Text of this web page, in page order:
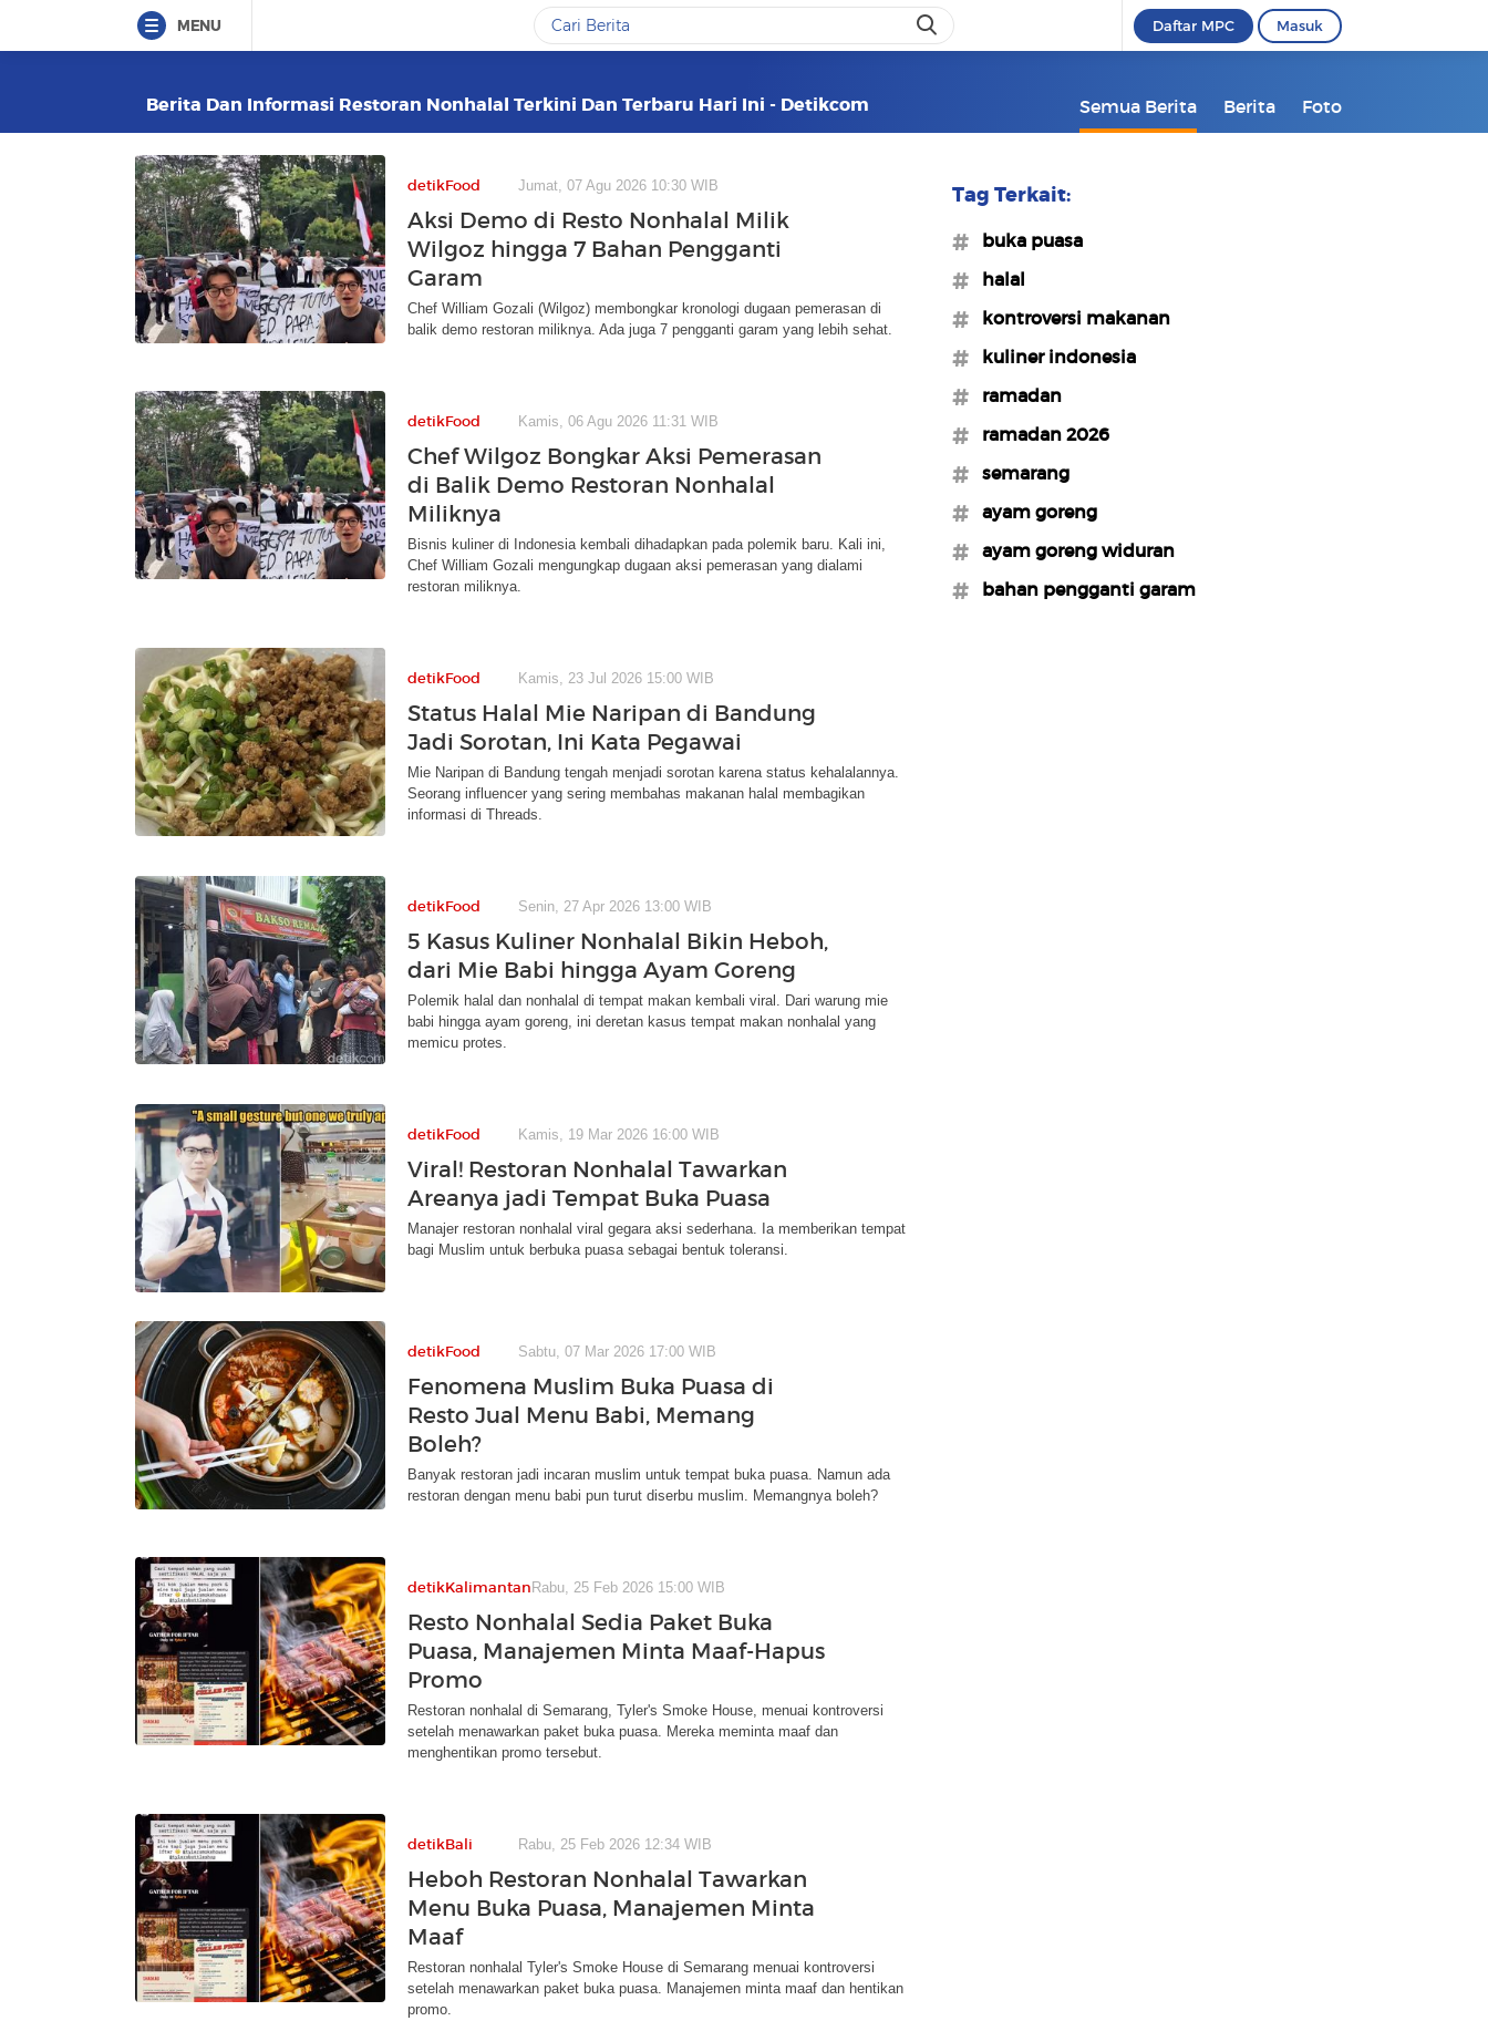
MENU Daftar MPC Masuk
Berita Dan Informasi Restoran Nonhalal Terkini Dan Terbaru Hari Ini - Detikcom Semua Berita Berita Foto
detikFood Jumat, 07 Agu 2026 10:30 WIB
Aksi Demo di Resto Nonhalal Milik
Wilgoz hingga 7 Bahan Pengganti
Garam
Chef William Gozali (Wilgoz) membongkar kronologi dugaan pemerasan di
balik demo restoran miliknya. Ada juga 7 pengganti garam yang lebih sehat.
detikFood Kamis, 06 Agu 2026 11:31 WIB
Chef Wilgoz Bongkar Aksi Pemerasan
di Balik Demo Restoran Nonhalal
Miliknya
Bisnis kuliner di Indonesia kembali dihadapkan pada polemik baru. Kali ini,
Chef William Gozali mengungkap dugaan aksi pemerasan yang dialami
restoran miliknya.
detikFood Kamis, 23 Jul 2026 15:00 WIB
Status Halal Mie Naripan di Bandung
Jadi Sorotan, Ini Kata Pegawai
Mie Naripan di Bandung tengah menjadi sorotan karena status kehalalannya.
Seorang influencer yang sering membahas makanan halal membagikan
informasi di Threads.
detikFood Senin, 27 Apr 2026 13:00 WIB
5 Kasus Kuliner Nonhalal Bikin Heboh,
dari Mie Babi hingga Ayam Goreng
Polemik halal dan nonhalal di tempat makan kembali viral. Dari warung mie
babi hingga ayam goreng, ini deretan kasus tempat makan nonhalal yang
memicu protes.
detikFood Kamis, 19 Mar 2026 16:00 WIB
Viral! Restoran Nonhalal Tawarkan
Areanya jadi Tempat Buka Puasa
Manajer restoran nonhalal viral gegara aksi sederhana. Ia memberikan tempat
bagi Muslim untuk berbuka puasa sebagai bentuk toleransi.
detikFood Sabtu, 07 Mar 2026 17:00 WIB
Fenomena Muslim Buka Puasa di
Resto Jual Menu Babi, Memang
Boleh?
Banyak restoran jadi incaran muslim untuk tempat buka puasa. Namun ada
restoran dengan menu babi pun turut diserbu muslim. Memangnya boleh?
detikKalimantan Rabu, 25 Feb 2026 15:00 WIB
Resto Nonhalal Sedia Paket Buka
Puasa, Manajemen Minta Maaf-Hapus
Promo
Restoran nonhalal di Semarang, Tyler's Smoke House, menuai kontroversi
setelah menawarkan paket buka puasa. Mereka meminta maaf dan
menghentikan promo tersebut.
detikBali Rabu, 25 Feb 2026 12:34 WIB
Heboh Restoran Nonhalal Tawarkan
Menu Buka Puasa, Manajemen Minta
Maaf
Restoran nonhalal Tyler's Smoke House di Semarang menuai kontroversi
setelah menawarkan paket buka puasa. Manajemen minta maaf dan hentikan
promo.
Tag Terkait:
#buka puasa
#halal
#kontroversi makanan
#kuliner indonesia
#ramadan
#ramadan 2026
#semarang
#ayam goreng
#ayam goreng widuran
#bahan pengganti garam